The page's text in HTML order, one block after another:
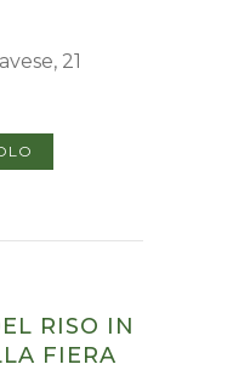
21
RISO IN
FIERA